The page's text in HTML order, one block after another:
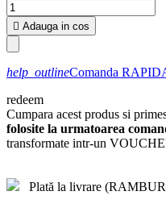
 Adauga in cos
help_outlineComanda
redeem
Cumpara acest produs si
folosite la urmatoarea
transformate intr-un
Plată la livrare